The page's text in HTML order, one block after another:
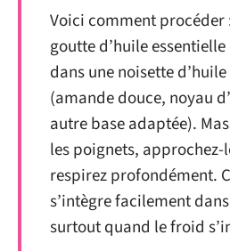
Voici comment procéder
goutte d’huile
dans une noisette
(amande douce, noyau
autre base adaptée).
les poignets, approchez-
respirez profondément.
s’intègre facilement
surtout quand le froid